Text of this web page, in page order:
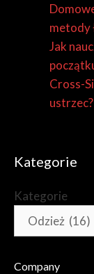
metody
Jak
Cross-
ustrzec?
Kategorie
Kategorie
Company